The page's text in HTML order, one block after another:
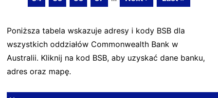
Poniższa tabela wskazuje adresy i kody BSB dla
wszystkich oddziałów Commonwealth Bank w
Australii. Kliknij na kod BSB, aby uzyskać dane banku,
adres oraz mapę.